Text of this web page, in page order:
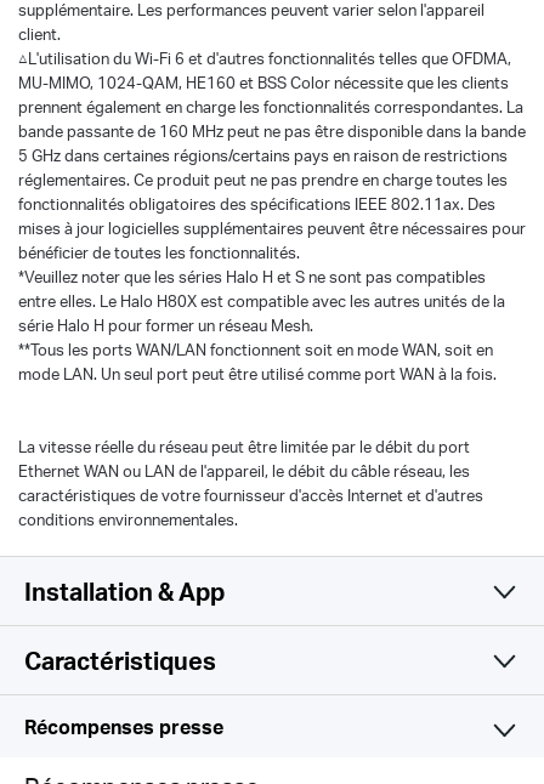
supplémentaire. Les performances peuvent varier selon l'appareil
client.
△L'utilisation du Wi-Fi 6 et d'autres fonctionnalités telles que OFDMA,
MU-MIMO, 1024-QAM, HE160 et BSS Color nécessite que les clients
prennent également en charge les fonctionnalités correspondantes. La
bande passante de 160 MHz peut ne pas être disponible dans la bande
5 GHz dans certaines régions/certains pays en raison de restrictions
réglementaires. Ce produit peut ne pas prendre en charge toutes les
fonctionnalités obligatoires des spécifications IEEE 802.11ax. Des
mises à jour logicielles supplémentaires peuvent être nécessaires pour
bénéficier de toutes les fonctionnalités.
*Veuillez noter que les séries Halo H et S ne sont pas compatibles
entre elles. Le Halo H80X est compatible avec les autres unités de la
série Halo H pour former un réseau Mesh.
**Tous les ports WAN/LAN fonctionnent soit en mode WAN, soit en
mode LAN. Un seul port peut être utilisé comme port WAN à la fois.
La vitesse réelle du réseau peut être limitée par le débit du port
Ethernet WAN ou LAN de l'appareil, le débit du câble réseau, les
caractéristiques de votre fournisseur d'accès Internet et d'autres
conditions environnementales.
Installation & App
Simple et fonctionnel
Caractéristiques
WiFi
Récompenses presse